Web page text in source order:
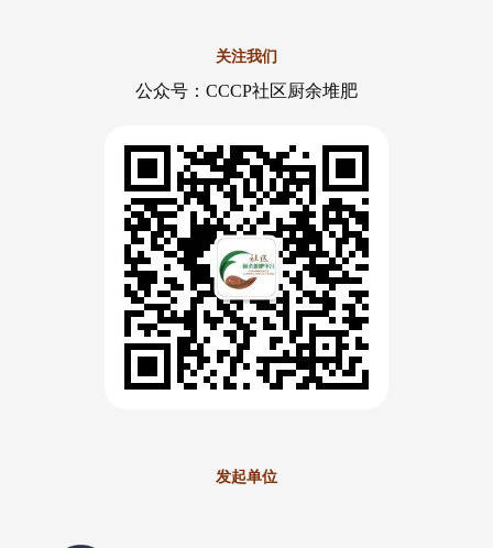
关注我们
公众号：CCCP社区厨余堆肥
发起单位